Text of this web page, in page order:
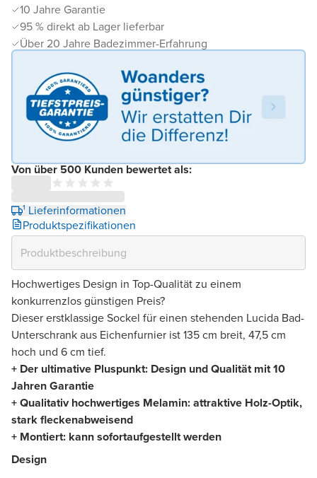
10 Jahre Garantie
95 % direkt ab Lager lieferbar
Über 20 Jahre Badezimmer-Erfahrung
Von über 500 Kunden bewertet als:
¹ Lieferinformationen
Produktspezifikationen
Hochwertiges Design in Top-Qualität zu einem
konkurrenzlos günstigen Preis?
Dieser erstklassige Sockel für einen stehenden Lucida Bad-
Unterschrank aus Eichenfurnier ist 135 cm breit, 47,5 cm
hoch und 6 cm tief.
+ Der ultimative Pluspunkt: Design und Qualität mit 10
Jahren Garantie
+ Qualitativ hochwertiges Melamin: attraktive Holz-Optik,
stark fleckenabweisend
+ Montiert: kann sofortaufgestellt werden
Design